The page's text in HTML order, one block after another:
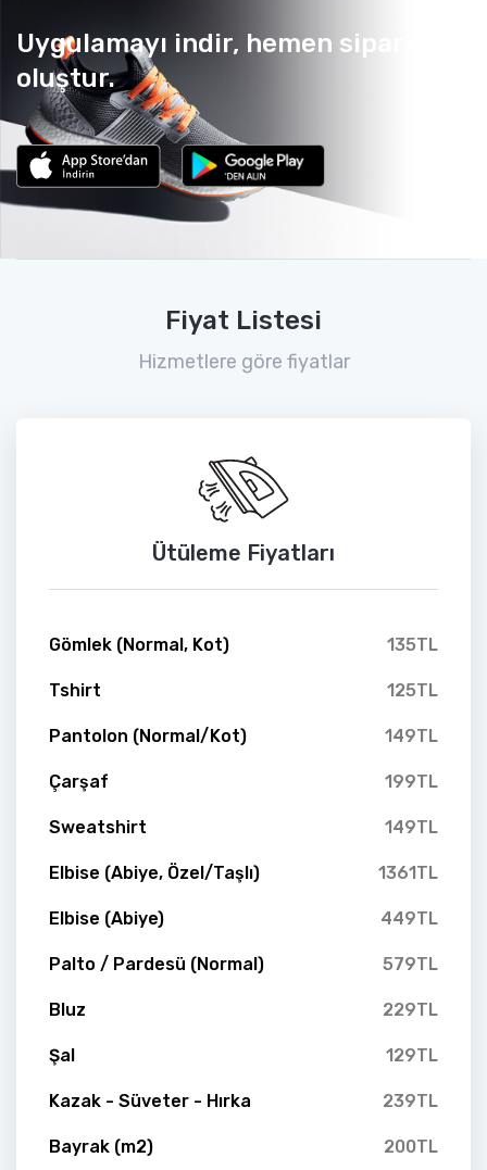
Uygulamayı indir, hemen sipariş
oluştur.
Fiyat Listesi
Hizmetlere göre fiyatlar
Ütüleme Fiyatları
Gömlek (Normal, Kot) 135TL
Tshirt 125TL
Pantolon (Normal/Kot) 149TL
Çarşaf 199TL
Sweatshirt 149TL
Elbise (Abiye, Özel/Taşlı) 1361TL
Elbise (Abiye) 449TL
Palto / Pardesü (Normal) 579TL
Bluz 229TL
Şal 129TL
Kazak - Süveter - Hırka 239TL
Bayrak (m2) 200TL